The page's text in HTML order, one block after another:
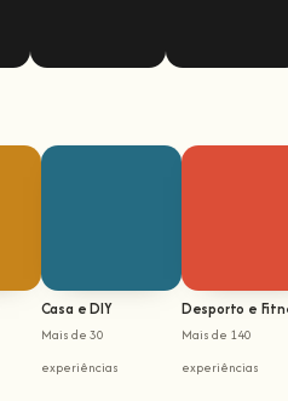
Casa e DIY
Mais de 30
experiências
Desporto e
Mais de 140
experiências